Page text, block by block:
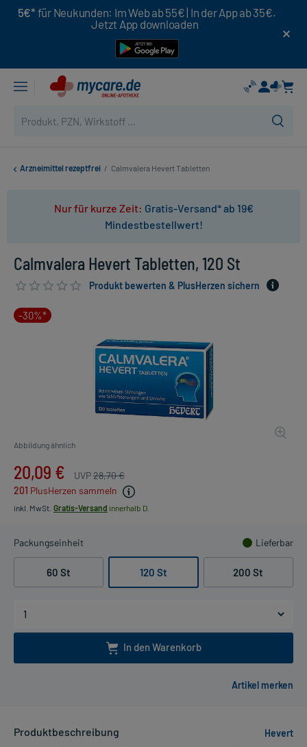
5€* für Neukunden: Im Web ab 55€ | In der App ab 35€.
Jetzt App downloaden
Arzneimittel rezeptfrei / Calmvalera Hevert Tabletten
Nur für kurze Zeit: Gratis-Versand* ab 19€
Mindestbestellwert!
Calmvalera Hevert Tabletten, 120 St
Produkt bewerten & PlusHerzen sichern
-30%*
Abbildung ähnlich
20,09 € UVP28,70 €
201 PlusHerzen sammeln
inkl. MwSt. Gratis-Versand innerhalb D.
Packungseinheit Lieferbar
60 St 120 St 200 St
In den Warenkorb
Produktbeschreibung
Hevert